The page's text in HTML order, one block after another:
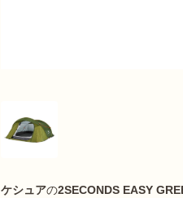
ケシュアの2SECONDS EASY